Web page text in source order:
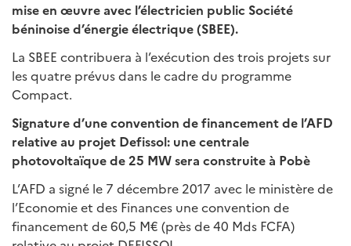
mise en œuvre avec l’électricien public Société
béninoise d’énergie électrique (SBEE).
La SBEE contribuera à l’exécution des trois projets sur
les quatre prévus dans le cadre du programme
Compact.
Signature d’une convention de financement de l’AFD
relative au projet Defissol: une centrale
photovoltaïque de 25 MW sera construite à Pobè
L’AFD a signé le 7 décembre 2017 avec le ministère de
l’Economie et des Finances une convention de
financement de 60,5 M€ (près de 40 Mds FCFA)